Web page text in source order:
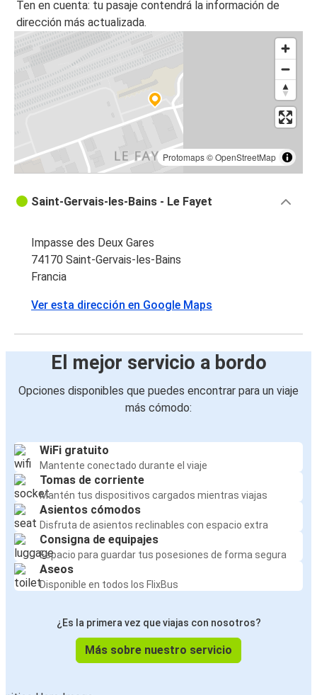
Ten en cuenta: tu pasaje contendrá la información de
dirección más actualizada.
Protomaps©OpenStreetMap
Saint-Gervais-les-Bains - Le Fayet
Impasse des Deux Gares
74170 Saint-Gervais-les-Bains
Francia
Ver esta dirección en Google Maps
El mejor servicio a bordo
Opciones disponibles que puedes encontrar para un viaje
más cómodo:
WiFi gratuito
Mantente conectado durante el viaje
Tomas de corriente
Mantén tus dispositivos cargados mientras viajas
Asientos cómodos
Disfruta de asientos reclinables con espacio extra
Consigna de equipajes
Espacio para guardar tus posesiones de forma segura
Aseos
Disponible en todos los FlixBus
¿Es la primera vez que viajas con nosotros?
Más sobre nuestro servicio